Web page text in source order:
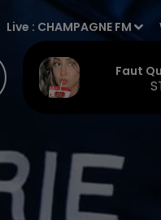
Live : CHAMPAGNE FM
Faut